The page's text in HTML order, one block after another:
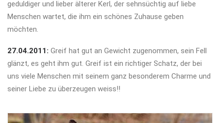
geduldiger und lieber älterer Kerl, der sehnsüchtig auf liebe
Menschen wartet, die ihm ein schönes Zuhause geben
möchten.
27.04.2011: Greif hat gut an Gewicht zugenommen, sein Fell
glänzt, es geht ihm gut. Greif ist ein richtiger Schatz, der bei
uns viele Menschen mit seinem ganz besonderem Charme und
seiner Liebe zu überzeugen weiss!!